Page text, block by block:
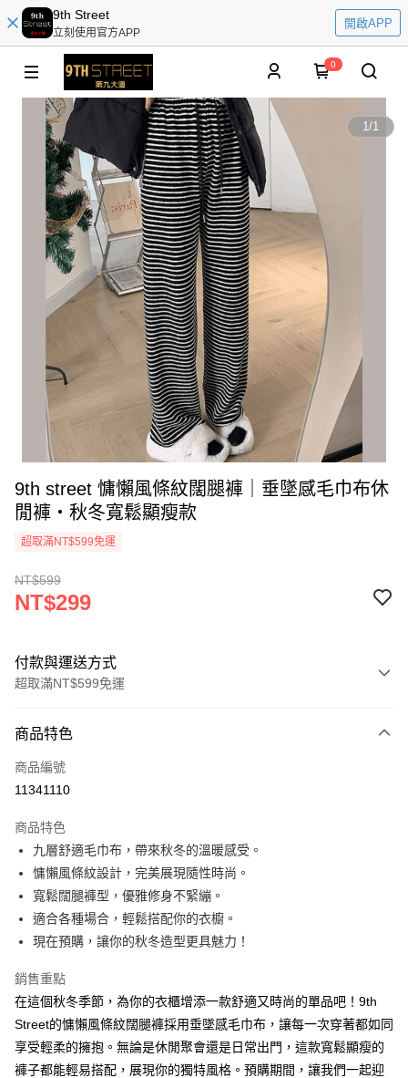
9th Street
立刻使用官方APP
開啟APP
0
1/1
9th street 慵懶風條紋闊腿褲｜垂墜感毛巾布休
閒褲・秋冬寬鬆顯瘦款
超取滿NT$599免運
NT$599
NT$299
付款與運送方式
超取滿NT$599免運
信用卡一次付款
超商取貨付款
運送方式
全家取貨付款
每筆NT$130，滿NT$599(含以上)免運費
付款後全家取貨.
每筆NT$130，滿NT$599(含以上)免運費
7-11取貨付款
每筆NT$130，滿NT$599(含以上)免運費
付款後7-11取貨.
商品特色
商品編號
11341110
商品特色
九層舒適毛巾布，帶來秋冬的溫暖感受。
慵懶風條紋設計，完美展現隨性時尚。
寬鬆闊腿褲型，優雅修身不緊繃。
適合各種場合，輕鬆搭配你的衣櫥。
現在預購，讓你的秋冬造型更具魅力！
銷售重點
在這個秋冬季節，為你的衣櫃增添一款舒適又時尚的單品吧！9th
Street的慵懶風條紋闊腿褲採用垂墜感毛巾布，讓每一次穿著都如同
享受輕柔的擁抱。無論是休閒聚會還是日常出門，這款寬鬆顯瘦的
褲子都能輕易搭配，展現你的獨特風格。預購期間，讓我們一起迎